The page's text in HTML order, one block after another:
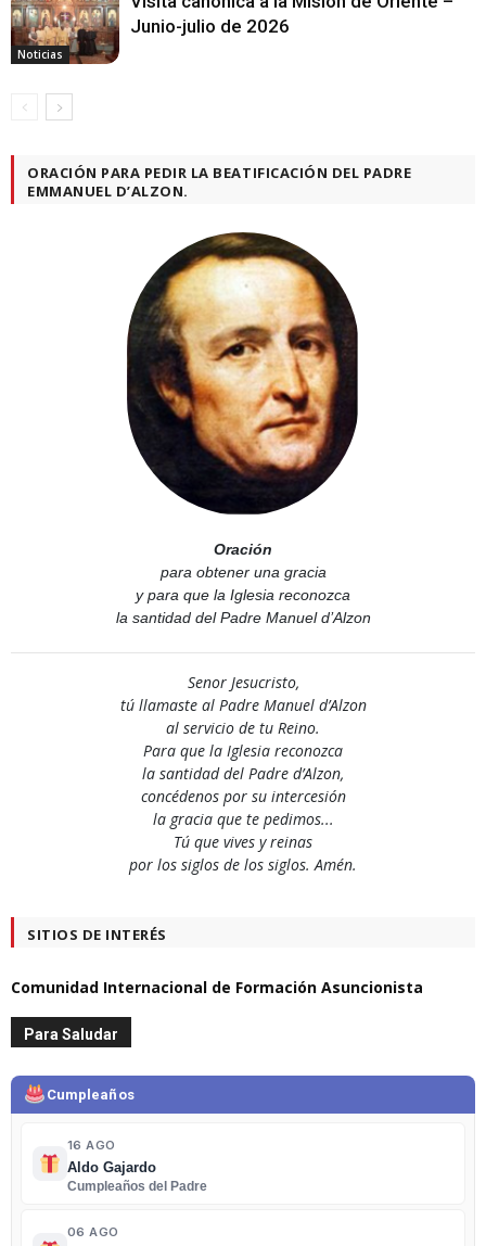
Noticias
Junio-julio de 2026
ORACIÓN PARA PEDIR LA BEATIFICACIÓN DEL PADRE
EMMANUEL D’ALZON.
Oración
para obtener una gracia
y para que la Iglesia reconozca
la santidad del Padre Manuel d’Alzon
Senor Jesucristo,
tú llamaste al Padre Manuel d’Alzon
al servicio de tu Reino.
Para que la Iglesia reconozca
la santidad del Padre d’Alzon,
concédenos por su intercesión
la gracia que te pedimos...
Tú que vives y reinas
por los siglos de los siglos. Amén.
SITIOS DE INTERÉS
Comunidad Internacional de Formación Asuncionista
Para Saludar
Cumpleaños
16 AGO
Aldo Gajardo
Cumpleaños del Padre
06 AGO